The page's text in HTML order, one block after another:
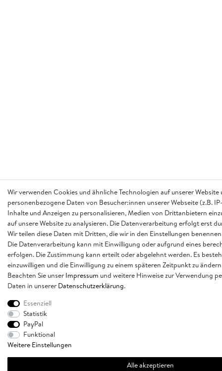
Wir verwenden Cookies und ähnliche Technologien auf unserer
personenbezogene Daten von Besucher:innen unserer Webseite (z.B.
Inhalte und Anzeigen zu personalisieren, Medien von Drittanbietern
auf unsere Website zu analysieren. Die Datenverarbeitung erfolgt erst
Wir teilen diese Daten mit Dritten, die wir in den Einstellungen
Die Datenverarbeitung kann mit Einwilligung oder aufgrund eines
erfolgen. Die Zustimmung kann erteilt oder abgelehnt werden. Es
einzuwilligen und die Einwilligung zu einem späteren Zeitpunkt zu
Beachten Sie unser Impressum und weitere Hinweise zur Verwendung
Daten in unserer Daten­schutz­erklärung.
Essenziell
Statistik
PayPal
Funktional
Weitere Einstellungen
Alle akzeptieren